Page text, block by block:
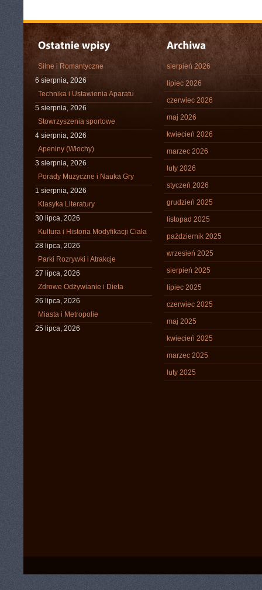
Silne i Romantyczne
6 sierpnia, 2026
Technika i Ustawienia Aparatu
5 sierpnia, 2026
Stowrzyszenia sportowe
4 sierpnia, 2026
Apeniny (Włochy)
3 sierpnia, 2026
Porady Muzyczne i Nauka Gry
1 sierpnia, 2026
Klasyka Literatury
30 lipca, 2026
Kultura i Historia Modyfikacji Ciała
28 lipca, 2026
Parki Rozrywki i Atrakcje
27 lipca, 2026
Zdrowe Odżywianie i Dieta
26 lipca, 2026
Miasta i Metropolie
25 lipca, 2026
sierpień 2026
lipiec 2026
czerwiec 2026
maj 2026
kwiecień 2026
marzec 2026
luty 2026
styczeń 2026
grudzień 2025
listopad 2025
październik 2025
wrzesień 2025
sierpień 2025
lipiec 2025
czerwiec 2025
maj 2025
kwiecień 2025
marzec 2025
luty 2025